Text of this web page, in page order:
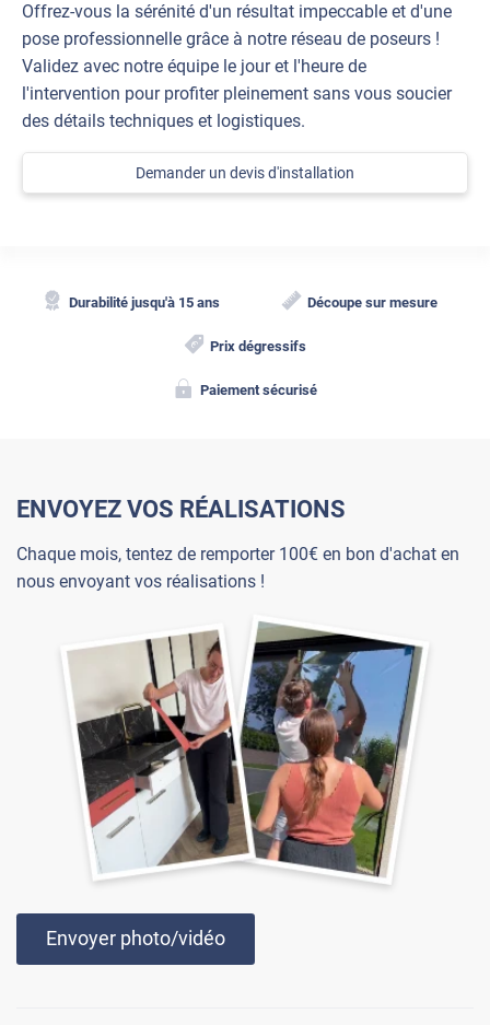
Offrez-vous la sérénité d'un résultat impeccable et d'une
pose professionnelle grâce à notre réseau de poseurs !
Validez avec notre équipe le jour et l'heure de
l'intervention pour profiter pleinement sans vous soucier
des détails techniques et logistiques.
Demander un devis d'installation
Durabilité jusqu'à 15 ans Découpe sur mesure
Prix dégressifs
Paiement sécurisé
ENVOYEZ VOS RÉALISATIONS
Chaque mois, tentez de remporter 100€ en bon d'achat en
nous envoyant vos réalisations !
Envoyer photo/vidéo